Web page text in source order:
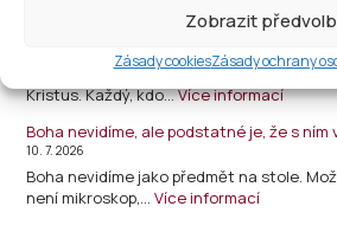
Zobrazit
Zásady cookiesZásady ochrany
15. neděle v mezidobí: Co v nás vlastně
Zpěv před evangeliem Aleluja. Semeno je
Kristus. Každý, kdo…Více informací
Boha nevidíme, ale podstatné je, že s ním
10. 7. 2026
Boha nevidíme jako předmět na stole.
není mikroskop,…Více informací